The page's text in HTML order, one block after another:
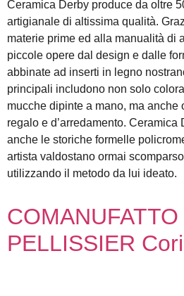
Ceramica Derby produce da oltre
artigianale di altissima qualità.
materie prime ed alla manualità di
piccole opere dal design e dalle
abbinate ad inserti in legno
principali includono non solo
mucche dipinte a mano, ma anche
regalo e d’arredamento. Ceramica
anche le storiche formelle
artista valdostano ormai
utilizzando il metodo da lui ideato.
COMANUFATTO
PELLISSIER